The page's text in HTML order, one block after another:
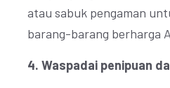
atau sabuk pengaman
barang-barang berharga
4. Waspadai penipuan